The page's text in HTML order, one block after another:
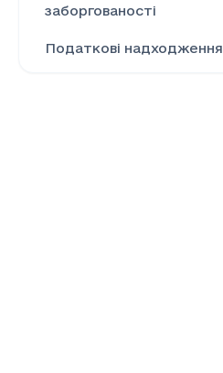
заборгованості
Податкові надходження